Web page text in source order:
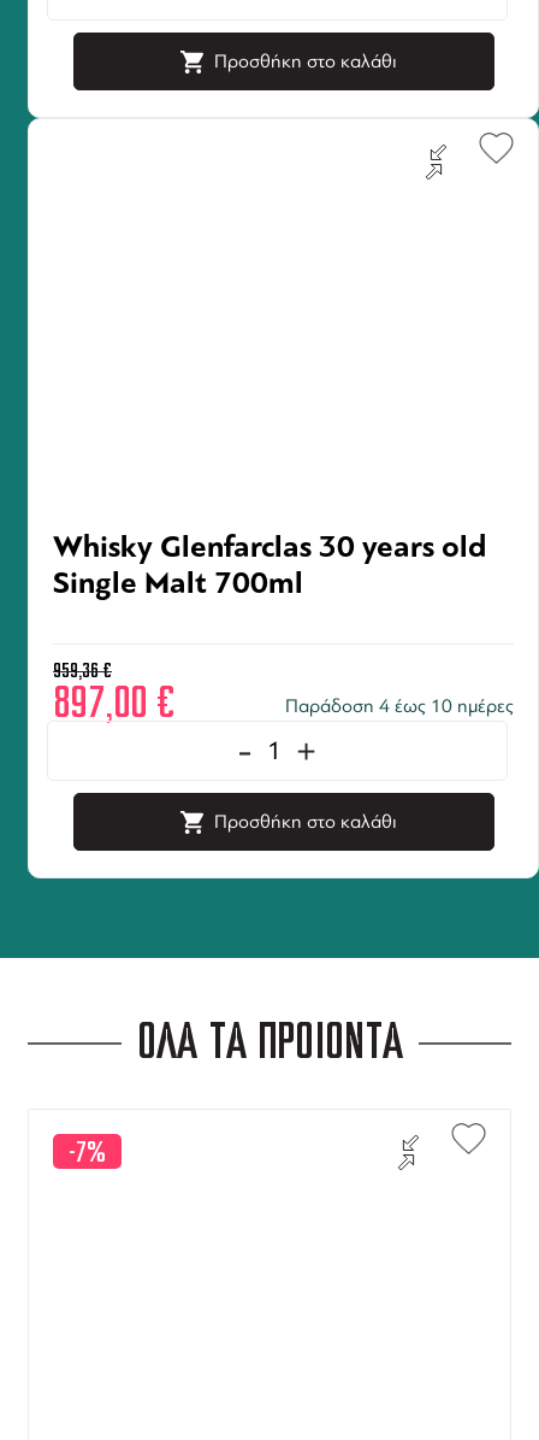
Προσθήκη στο καλάθι
Whisky Glenfarclas 30 years old
Single Malt 700ml
959,36€
897,00 € Παράδοση 4 έως 10 ημέρες
- +
Προσθήκη στο καλάθι
ΟΛΑ ΤΑ ΠΡΟΪΟΝΤΑ
-7%